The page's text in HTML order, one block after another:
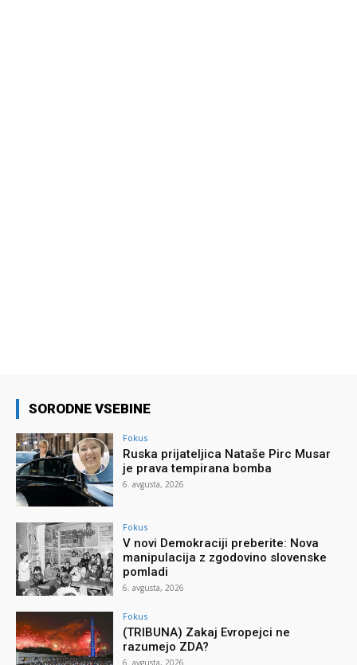
SORODNE VSEBINE
Fokus
Ruska prijateljica Nataše Pirc Musar
je prava tempirana bomba
6. avgusta, 2026
Fokus
V novi Demokraciji preberite: Nova
manipulacija z zgodovino slovenske
pomladi
6. avgusta, 2026
Fokus
(TRIBUNA) Zakaj Evropejci ne
razumejo ZDA?
6. avgusta, 2026